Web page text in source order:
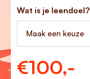
Wat is je leendoel?
Maak een keuze
€100,-
Hoeveel wilt u lenen?